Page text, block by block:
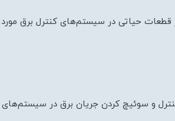
قطعات حیاتی در سیستم‌های کنترل برق
و سوئیچ کردن جریان برق در